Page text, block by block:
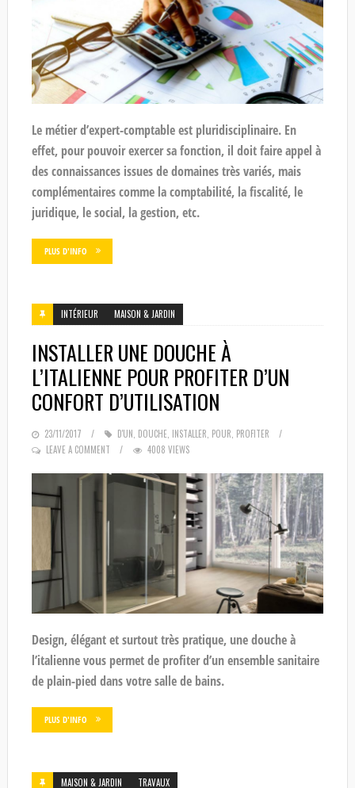
Le métier d’expert-comptable est pluridisciplinaire. En
effet, pour pouvoir exercer sa fonction, il doit faire appel à
des connaissances issues de domaines très variés, mais
complémentaires comme la comptabilité, la fiscalité, le
juridique, le social, la gestion, etc.
PLUS D'INFO
INTÉRIEUR MAISON & JARDIN
INSTALLER UNE DOUCHE À
L’ITALIENNE POUR PROFITER D’UN
CONFORT D’UTILISATION
POSTED
ON
23/11/2017 D'UN, DOUCHE, INSTALLER, POUR, PROFITER
LEAVE A COMMENT
4008 VIEWS
Design, élégant et surtout très pratique, une douche à
l’italienne vous permet de profiter d’un ensemble sanitaire
de plain-pied dans votre salle de bains.
PLUS D'INFO
MAISON & JARDIN TRAVAUX